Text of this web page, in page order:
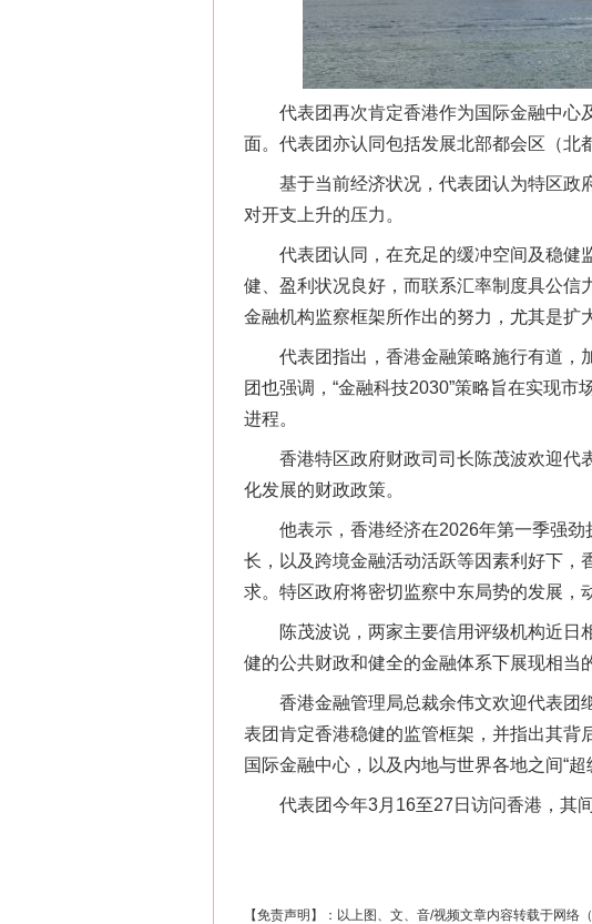
代表团再次肯定香港作为国际金融中心及
面。代表团亦认同包括发展北部都会区（北
基于当前经济状况，代表团认为特区政府
对开支上升的压力。
代表团认同，在充足的缓冲空间及稳健监
健、盈利状况良好，而联系汇率制度具公信
金融机构监察框架所作出的努力，尤其是扩
代表团指出，香港金融策略施行有道，加
团也强调，“金融科技2030”策略旨在实现
进程。
香港特区政府财政司司长陈茂波欢迎代表
化发展的财政政策。
他表示，香港经济在2026年第一季强劲
长，以及跨境金融活动活跃等因素利好下，
求。特区政府将密切监察中东局势的发展，
陈茂波说，两家主要信用评级机构近日相
健的公共财政和健全的金融体系下展现相当
香港金融管理局总裁余伟文欢迎代表团
表团肯定香港稳健的监管框架，并指出其背
国际金融中心，以及内地与世界各地之间“超
代表团今年3月16至27日访问香港，其间
【免责声明】：以上图、文、音/视频文章内容转载于网
这是一记警钟！